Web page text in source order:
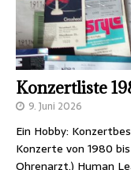
Konzertliste
9. Juni 2026
Ein Hobby:
Konzerte von 1980
Ohrenarzt.) Human